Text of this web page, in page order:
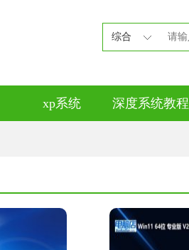
综合
xp系统 深度系统教程